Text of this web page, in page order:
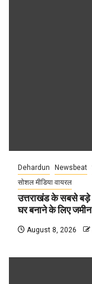
Dehardun Newsbeat
सोशल मीडिया वायरल
उत्तराखंड के सबसे बड़े
घर बनाने के लिए जमीन
August 8, 2026